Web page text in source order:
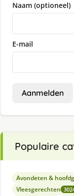
Naam (optioneel)
E-mail
Aanmelden
Populaire
Avondeten &
Vleesgerechten